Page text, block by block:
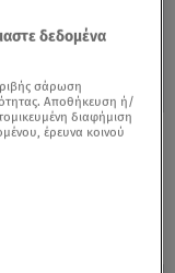
στην
δεδομένα
σάρωση
Αποθήκευση ή/
διαφήμιση
έρευνα κοινού